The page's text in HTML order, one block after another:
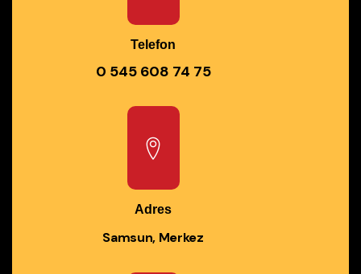
Telefon
0 545 608 74 75
Adres
Samsun, Merkez